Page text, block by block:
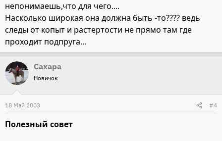
непонимаешь,что для чего....
Насколько широкая она должна быть -то???? ведь
следы от копыт и растертости не прямо там где
проходит подпруга...
Сахара
Новичок
18 Май 2003 #4
Полезный совет